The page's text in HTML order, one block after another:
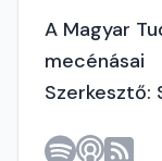
A Magyar
mecénásai
Szerkesztő: